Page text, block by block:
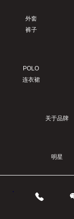
外套
裤子
POLO
连衣裙
关于品牌
明星
.